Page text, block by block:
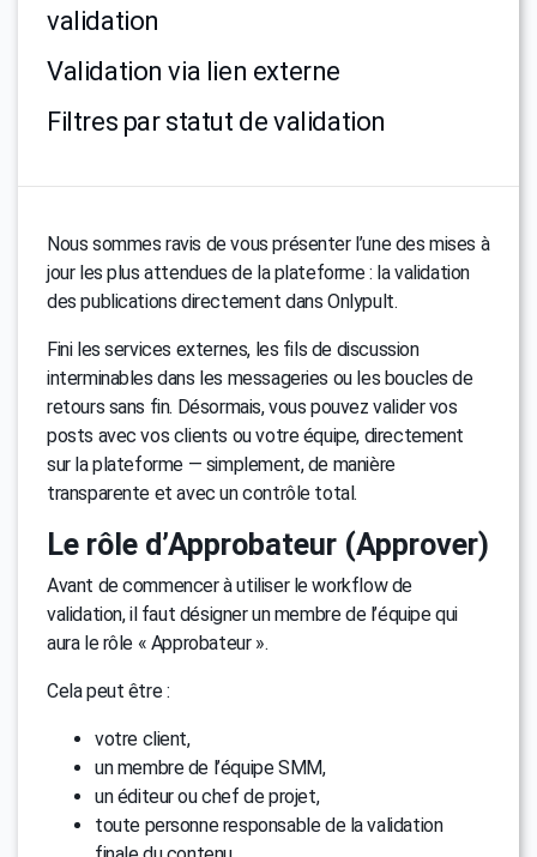
validation
Validation via lien externe
Filtres par statut de validation
Nous sommes ravis de vous présenter l’une des mises à
jour les plus attendues de la plateforme : la validation
des publications directement dans Onlypult.
Fini les services externes, les fils de discussion
interminables dans les messageries ou les boucles de
retours sans fin. Désormais, vous pouvez valider vos
posts avec vos clients ou votre équipe, directement
sur la plateforme — simplement, de manière
transparente et avec un contrôle total.
Le rôle d’Approbateur (Approver)
Avant de commencer à utiliser le workflow de
validation, il faut désigner un membre de l’équipe qui
aura le rôle « Approbateur ».
Cela peut être :
votre client,
un membre de l’équipe SMM,
un éditeur ou chef de projet,
toute personne responsable de la validation